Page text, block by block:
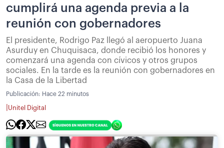
cumplirá una agenda previa a la
reunión con gobernadores
El presidente, Rodrigo Paz llegó al aeropuerto Juana
Asurduy en Chuquisaca, donde recibió los honores y
comenzará una agenda con cívicos y otros grupos
sociales. En la tarde es la reunión con gobernadores en
la Casa de la Libertad
Publicación: Hace 22 minutos
Unitel Digital